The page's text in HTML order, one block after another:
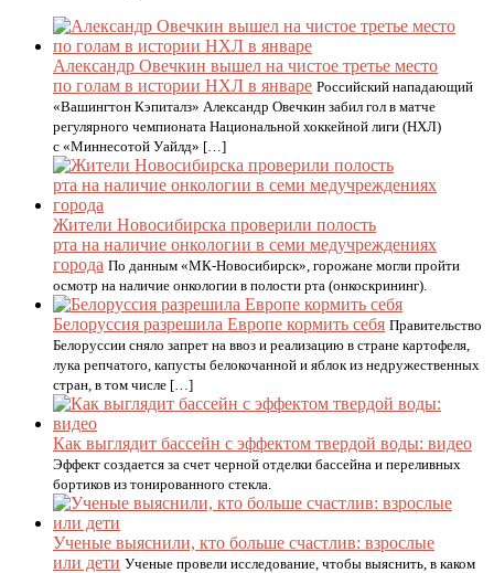
Александр Овечкин вышел на чистое третье место
по голам в истории НХЛ в январе Российский нападающий
«Вашингтон Кэпиталз» Александр Овечкин забил гол в матче
регулярного чемпионата Национальной хоккейной лиги (НХЛ)
с «Миннесотой Уайлд» […]
Жители Новосибирска проверили полость
рта на наличие онкологии в семи медучреждениях
города По данным «МК-Новосибирск», горожане могли пройти
осмотр на наличие онкологии в полости рта (онкоскрининг).
Белоруссия разрешила Европе кормить себя Правительство
Белоруссии сняло запрет на ввоз и реализацию в стране картофеля,
лука репчатого, капусты белокочанной и яблок из недружественных
стран, в том числе […]
Как выглядит бассейн с эффектом твердой воды: видео
Эффект создается за счет черной отделки бассейна и переливных
бортиков из тонированного стекла.
Ученые выяснили, кто больше счастлив: взрослые
или дети Ученые провели исследование, чтобы выяснить, в каком